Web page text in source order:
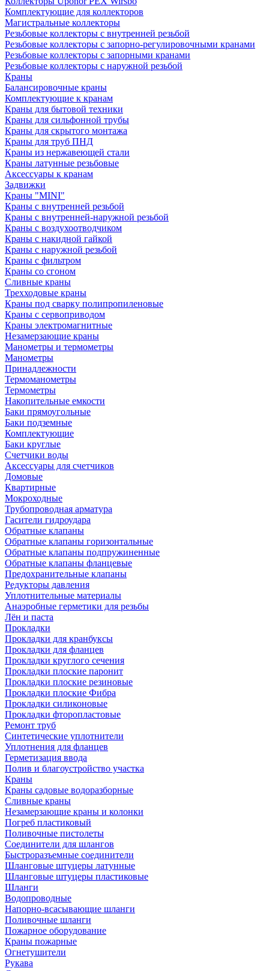
Комплектующие для коллекторов
Магистральные коллекторы
Резьбовые коллекторы с внутренней резьбой
Резьбовые коллекторы с запорно-регулировочными кранами
Резьбовые коллекторы с запорными кранами
Резьбовые коллекторы с наружной резьбой
Краны
Балансировочные краны
Комплектующие к кранам
Краны для бытовой техники
Краны для сильфонной трубы
Краны для скрытого монтажа
Краны для труб ПНД
Краны из нержавеющей стали
Краны латунные резьбовые
Аксессуары к кранам
Задвижки
Краны "MINI"
Краны с внутренней резьбой
Краны с внутренней-наружной резьбой
Краны с воздухоотводчиком
Краны с накидной гайкой
Краны с наружной резьбой
Краны с фильтром
Краны со сгоном
Сливные краны
Трехходовые краны
Краны под сварку полипропиленовые
Краны с сервоприводом
Краны электромагнитные
Незамерзающие краны
Манометры и термометры
Манометры
Принадлежности
Термоманометры
Термометры
Накопительные емкости
Баки прямоугольные
Баки подземные
Комплектующие
Баки круглые
Счетчики воды
Аксессуары для счетчиков
Домовые
Квартирные
Мокроходные
Трубопроводная арматура
Гасители гидроудара
Обратные клапаны
Обратные клапаны горизонтальные
Обратные клапаны подпружиненные
Обратные клапаны фланцевые
Предохранительные клапаны
Редукторы давления
Уплотнительные материалы
Анаэробные герметики для резьбы
Лён и паста
Прокладки
Прокладки для кранбуксы
Прокладки для фланцев
Прокладки круглого сечения
Прокладки плоские паронит
Прокладки плоские резиновые
Прокладки плоские Фибра
Прокладки силиконовые
Прокладки фторопластовые
Ремонт труб
Синтетические уплотнители
Уплотнения для фланцев
Герметизация ввода
Полив и благоустройство участка
Краны
Краны садовые водоразборные
Сливные краны
Незамерзающие краны и колонки
Погреб пластиковый
Поливочные пистолеты
Соединители для шлангов
Быстроразъемные соединители
Шланговые штуцеры латунные
Шланговые штуцеры пластиковые
Шланги
Водопроводные
Напорно-всасывающие шланги
Поливочные шланги
Пожарное оборудование
Краны пожарные
Огнетушители
Рукава